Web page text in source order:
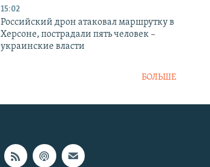
15:02
Российский дрон атаковал маршрутку в
Херсоне, пострадали пять человек –
украинские власти
БОЛЬШЕ